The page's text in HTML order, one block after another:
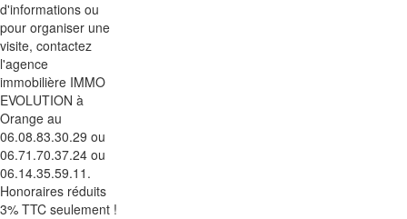
d'informations ou
pour organiser une
visite, contactez
l'agence
immobilière IMMO
EVOLUTION à
Orange au
06.08.83.30.29 ou
06.71.70.37.24 ou
06.14.35.59.11.
Honoraires réduits
3% TTC seulement !